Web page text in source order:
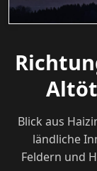
Blick aus
ländliche
Feldern und